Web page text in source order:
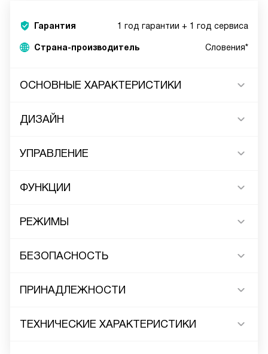
Гарантия 1 год гарантии + 1 год сервиса
Страна-производитель Словения*
ОСНОВНЫЕ ХАРАКТЕРИСТИКИ
ДИЗАЙН
УПРАВЛЕНИЕ
ФУНКЦИИ
РЕЖИМЫ
БЕЗОПАСНОСТЬ
ПРИНАДЛЕЖНОСТИ
ТЕХНИЧЕСКИЕ ХАРАКТЕРИСТИКИ